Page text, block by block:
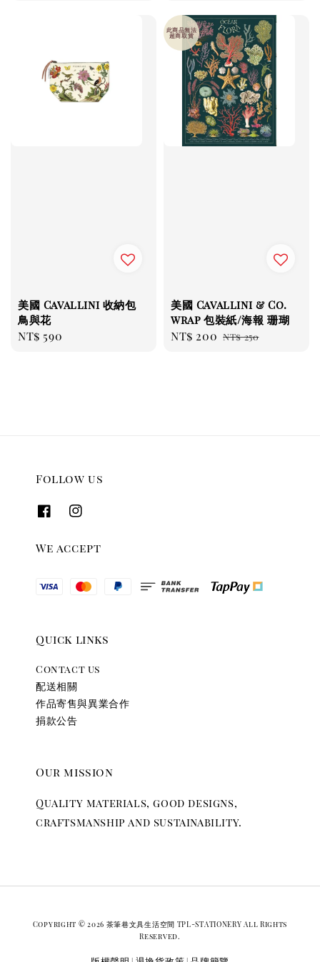
美國 Cavallini 收納包
鳥與花
Regular
NT$ 590
此商品無法
超商取貨
美國 Cavallini & Co.
wrap 包裝紙/海報 珊瑚
Sale
NT$ 200 Regular
NT$ 250
Follow us
We accept
Quick links
Contact us
配送相關
作品寄售與異業合作
捐款公告
Our mission
Quality materials, good designs,
craftsmanship and sustainability.
Copyright © 2026 茶筆巷文具生活空間 TPL-STATIONERY All Rights
Reserved.